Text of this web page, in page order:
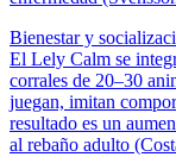
Bienestar y
El Lely Calm se
corrales de 20–30
juegan, imitan
resultado es un
al rebaño adulto